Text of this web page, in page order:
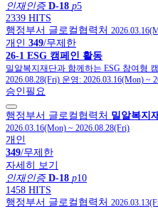
인재인증 D-18 p5
2339 HITS
행정부서 글로컬협력처
개인 349/무제한
26-1 ESG 캠페인 활동
밀알복지재단과 함께하는 ESG 참여형
2026.08.28(Fri) 운영: 2026.03.16(Mon) ~
승인필요
행정부서 글로컬협력처 밀알복지
2026.03.16(Mon) ~ 2026.08.28(Fri)
개인
349/무제한
자세히 보기
인재인증 D-18 p10
1458 HITS
행정부서 글로컬협력처